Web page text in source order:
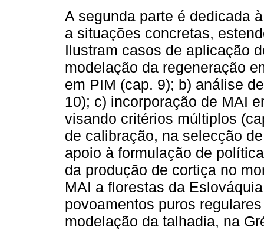
A segunda parte é dedicada
a situações concretas,
Ilustram casos de aplicação
modelação da regeneração
em PIM (cap. 9); b) análise
10); c) incorporação de MAI
visando critérios múltiplos
de calibração, na selecção
apoio à formulação de
da produção de cortiça no
MAI a florestas da
povoamentos puros
modelação da talhadia, na